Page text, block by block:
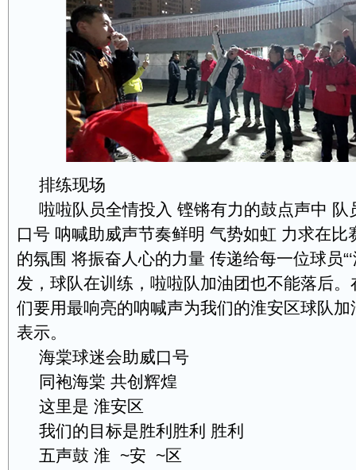
排练现场
啦啦队员全情投入 铿锵有力的鼓点声中 队
口号 呐喊助威声节奏鲜明 气势如虹 力求在比
的氛围 将振奋人心的力量 传递给每一位球员
发，球队在训练，啦啦队加油团也不能落后
们要用最响亮的呐喊声为我们的淮安区球队加
表示。
海棠球迷会助威口号
同袍海棠 共创辉煌
这里是 淮安区
我们的目标是胜利胜利 胜利
五声鼓 淮 ~安 ~区